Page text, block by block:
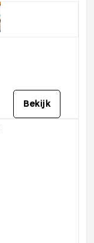
Bekijk